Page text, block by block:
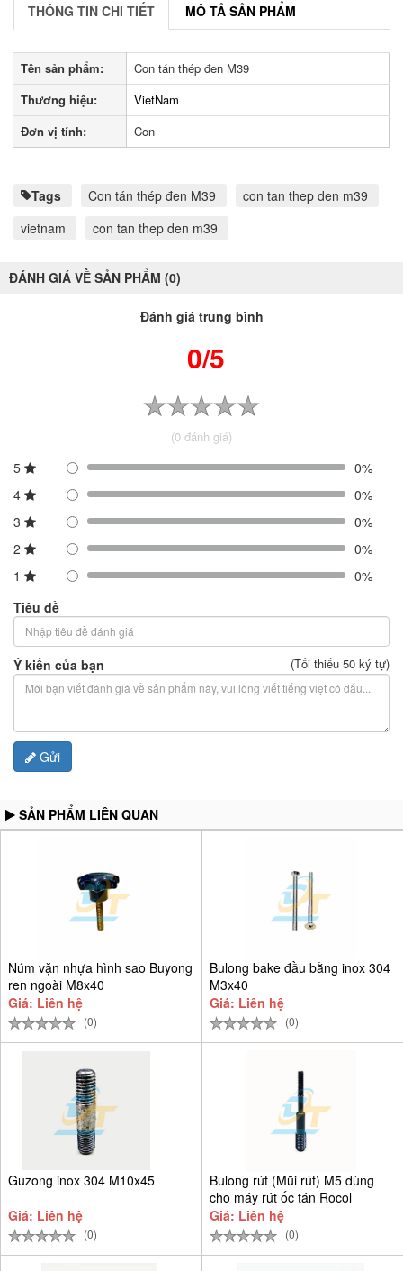
THÔNG TIN CHI TIẾT MÔ TẢ SẢN PHẨM
Tên sản phẩm:
Con tán thép đen M39
Thương hiệu:
VietNam
Đơn vị tính:
Con
Tags Con tán thép đen M39
con tan thep den m39
vietnam
con tan thep den m39
ĐÁNH GIÁ VỀ SẢN PHẨM (0)
Đánh giá trung bình
0/5
(0 đánh giá)
5
0%
4
0%
3
0%
2
0%
1
0%
Tiêu đề
Ý kiến của bạn (Tối thiểu 50 ký tự)
Gửi
SẢN PHẨM LIÊN QUAN
Núm vặn nhựa hình sao Buyong
ren ngoài M8x40
Giá: Liên hệ
(0)
Bulong bake đầu bằng inox 304
M3x40
Giá: Liên hệ
(0)
Guzong inox 304 M10x45
Giá: Liên hệ
(0)
Bulong rút (Mũi rút) M5 dùng
cho máy rút ốc tán Rocol
Giá: Liên hệ
(0)